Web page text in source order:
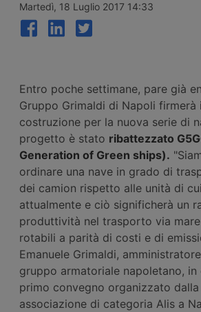
quantificate per i gruppi
Martedì, 18 Luglio 2017 14:33
Entro poche settimane, pare già
Gruppo Grimaldi di Napoli
costruzione per la nuova serie di
progetto è stato ribattezzato
Generation of Green ships).
ordinare una nave in grado di
dei camion rispetto alle unità di
attualmente e ciò significherà un
produttività nel trasporto via
rotabili a parità di costi e di
Emanuele Grimaldi,
gruppo armatoriale napoletano, in
primo convegno organizzato dalla
associazione di categoria Alis a